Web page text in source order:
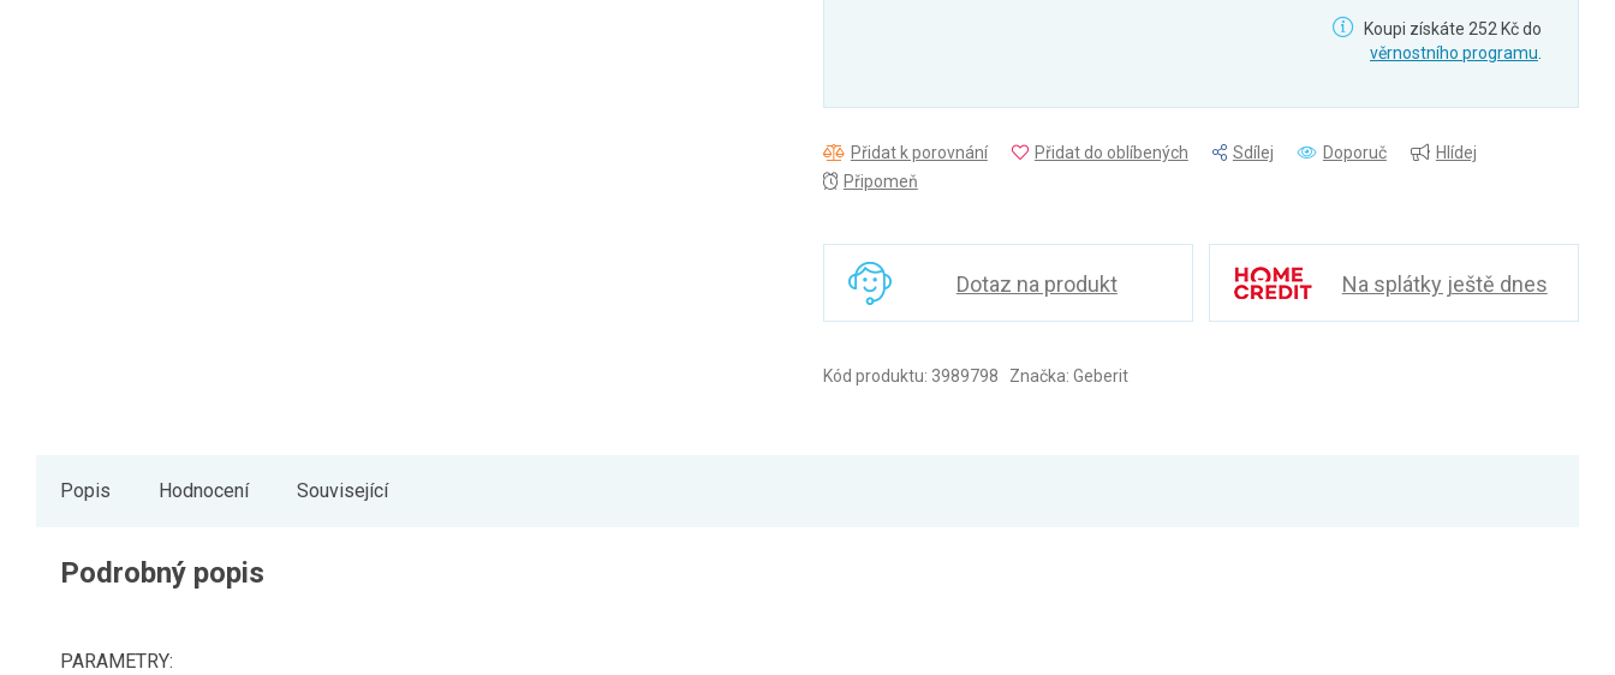
Koupi získáte 252 Kč do
věrnostního programu
Přidat k porovnání Přidat do oblíbených Sdílej Doporuč
Hlídej
Připomeň
Dotaz na produkt Na splátky ještě dnes
Kód produktu: 3989798 Značka: Geberit
Popis Hodnocení Související
Podrobný popis
PARAMETRY: